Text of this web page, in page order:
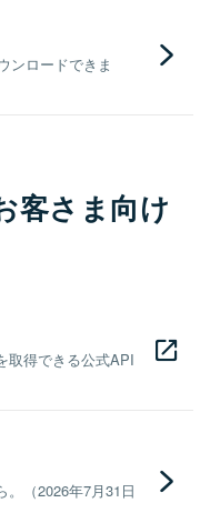
ンロードできま
客さま向け
取得できる公式API
（2026年7月31日